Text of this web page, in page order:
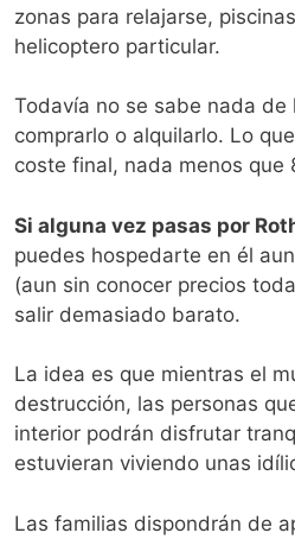
zonas para relajarse,
helicoptero particular.
Todavía no se sabe nada de
comprarlo o alquilarlo. Lo
coste final, nada menos que
Si alguna vez pasas por
puedes hospedarte en él
(aun sin conocer precios
salir demasiado barato.
La idea es que mientras el
destrucción, las personas
interior podrán disfrutar
estuvieran viviendo unas
Las familias dispondrán de